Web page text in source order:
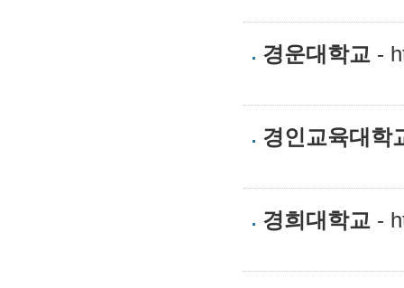
경운대학교 -
경인교육대학
경희대학교 -